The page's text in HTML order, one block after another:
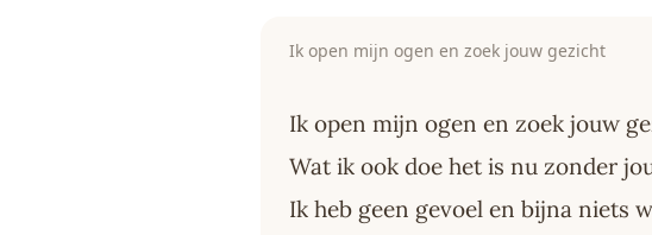
Ik open mijn ogen en zoek jouw gezicht
Ik open mijn ogen en zoek jouw
Wat ik ook doe het is nu zonder
Ik heb geen gevoel en bijna niets